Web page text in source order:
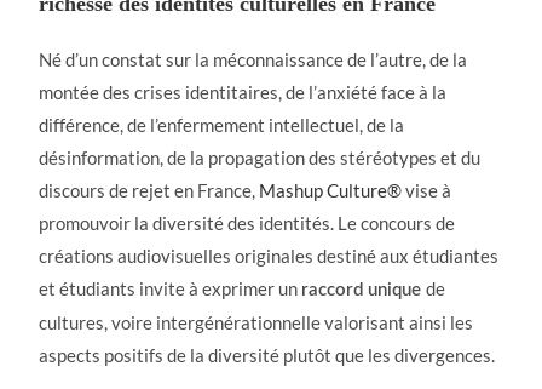
Né d’un constat sur la méconnaissance de l’autre, de la
montée des crises identitaires, de l’anxiété face à la
différence, de l’enfermement intellectuel, de la
désinformation, de la propagation des stéréotypes et du
discours de rejet en France, Mashup Culture®vise à
promouvoir la diversité des identités. Le concours de
créations audiovisuelles originales destiné aux étudiantes
et étudiants invite à exprimer un raccord uniquede
cultures, voire intergénérationnelle valorisant ainsi les
aspects positifs de la diversité plutôt que les divergences.